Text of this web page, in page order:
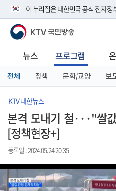
이 누리집은 대한민국 공식 전자정
공식 누리집 주소 확인하기
니다.
이밖에 or.kr 또는 .kr등 다른 도메
서 도메인 주소를 확인해 보세요
KTV 국민방송
뉴스 프로그램
전체 정책 문화/교양 보
KTV 대한뉴스
본격 모내기 철···"쌀
[정책현장+]
등록일 : 2024.05.24 20:35